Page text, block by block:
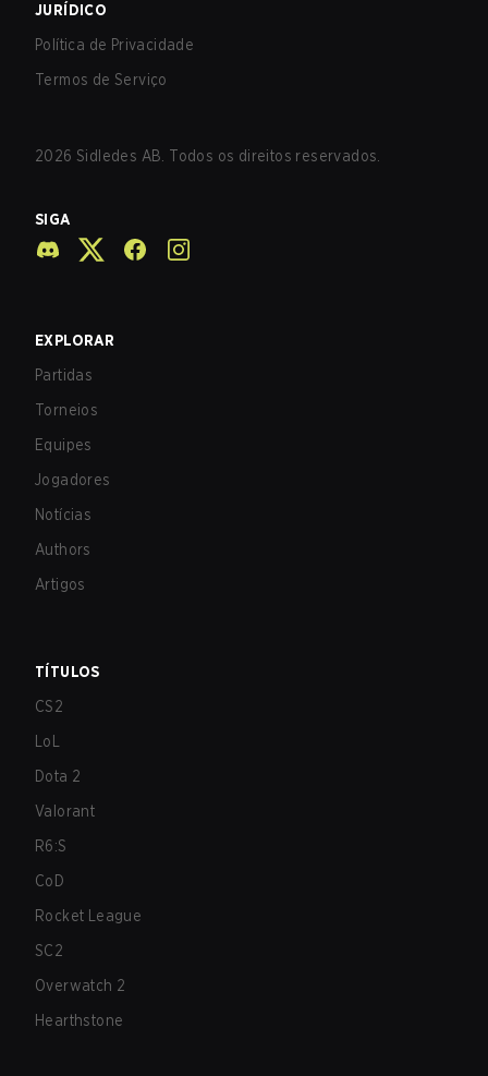
JURÍDICO
Política de Privacidade
Termos de Serviço
2026 Sidledes AB. Todos os direitos reservados.
SIGA
EXPLORAR
Partidas
Torneios
Equipes
Jogadores
Notícias
Authors
Artigos
TÍTULOS
CS2
LoL
Dota 2
Valorant
R6:S
CoD
Rocket League
SC2
Overwatch 2
Hearthstone